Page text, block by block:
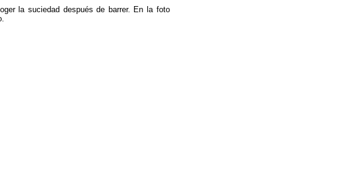
la suciedad después de barrer. En la foto